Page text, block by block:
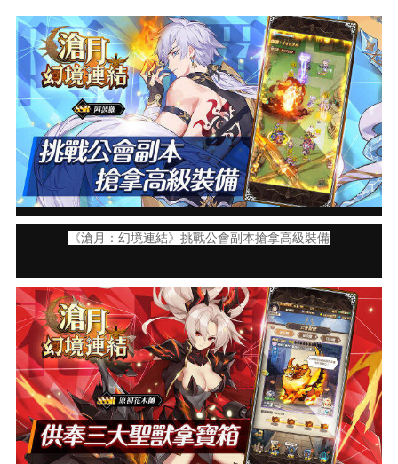
《滄月：幻境連結》挑戰公會副本搶拿高級裝備